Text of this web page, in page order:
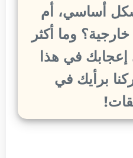
أساسي، أم
وما أكثر
في هذا
برأيك في